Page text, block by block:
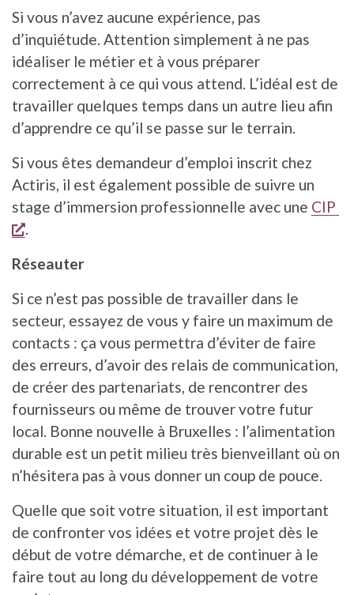
Si vous n’avez aucune expérience, pas
d’inquiétude. Attention simplement à ne pas
idéaliser le métier et à vous préparer
correctement à ce qui vous attend. L’idéal est de
travailler quelques temps dans un autre lieu afin
d’apprendre ce qu’il se passe sur le terrain.
Si vous êtes demandeur d’emploi inscrit chez
Actiris, il est également possible de suivre un
stage d’immersion professionnelle avec une CIP
s'ouvre dans une nouvelle fenêtre
.
Réseauter
Si ce n’est pas possible de travailler dans le
secteur, essayez de vous y faire un maximum de
contacts : ça vous permettra d’éviter de faire
des erreurs, d’avoir des relais de communication,
de créer des partenariats, de rencontrer des
fournisseurs ou même de trouver votre futur
local. Bonne nouvelle à Bruxelles : l’alimentation
durable est un petit milieu très bienveillant où on
n’hésitera pas à vous donner un coup de pouce.
Quelle que soit votre situation, il est important
de confronter vos idées et votre projet dès le
début de votre démarche, et de continuer à le
faire tout au long du développement de votre